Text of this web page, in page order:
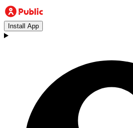
Install App